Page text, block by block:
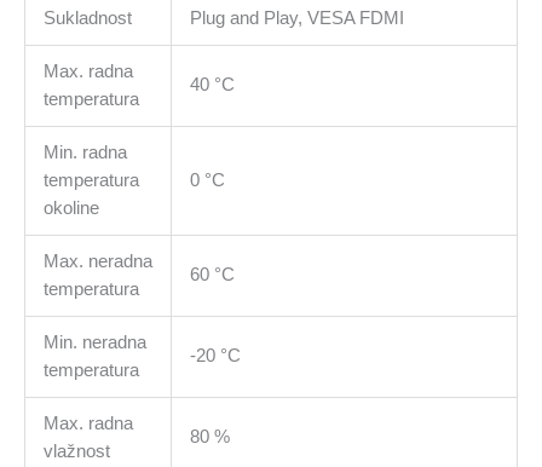
Sukladnost Plug and Play, VESA FDMI
Max. radna
temperatura
40 °C
Min. radna
temperatura
okoline
0 °C
Max. neradna
temperatura
60 °C
Min. neradna
temperatura
-20 °C
Max. radna
vlažnost
80 %